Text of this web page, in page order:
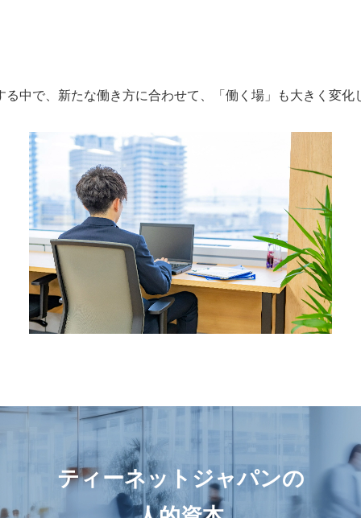
中で、新たな働き方に合わせて、「働く場」も大きく変
ティーネットジャパンの